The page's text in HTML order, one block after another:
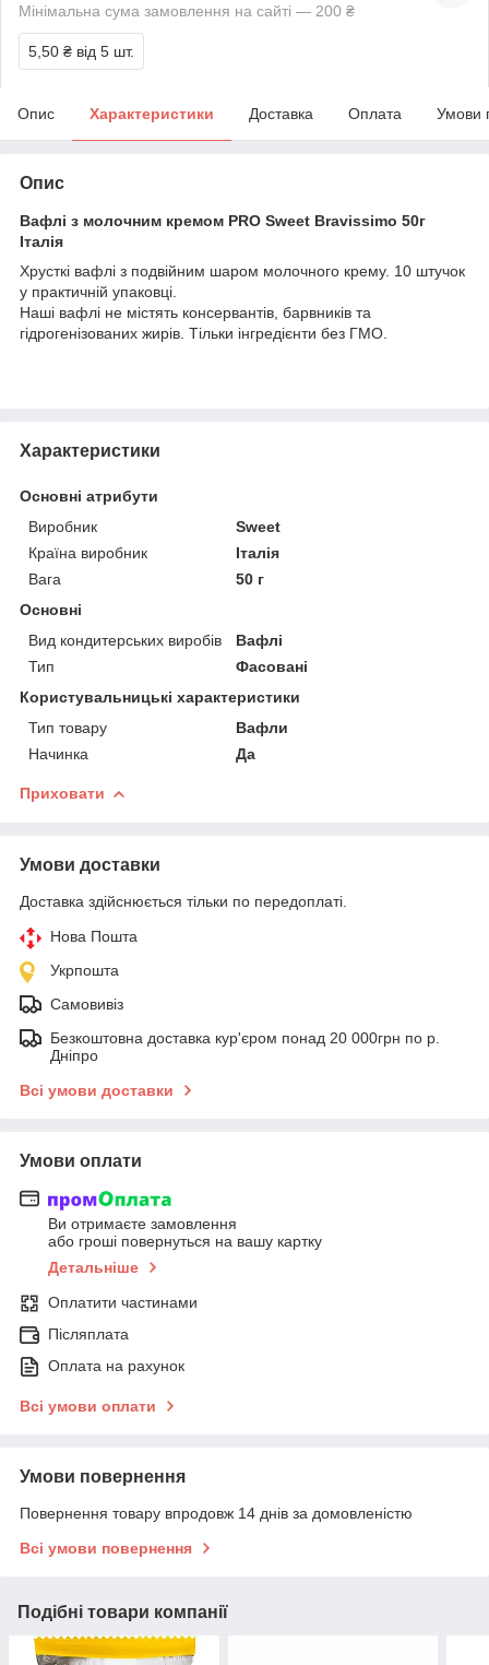
Мінімальна сума замовлення на сайті — 200 ₴
5,50 ₴ від 5 шт.
Опис Характеристики Доставка Оплата Умови
Опис
Вафлі з молочним кремом PRO Sweet Bravissimo 50г
Італія
Хрусткі вафлі з подвійним шаром молочного крему. 10 штучок
у практичній упаковці.
Наші вафлі не містять консервантів, барвників та
гідрогенізованих жирів. Тільки інгредієнти без ГМО.
Характеристики
Основні атрибути
Виробник
Sweet
Країна виробник
Італія
Вага
50 г
Основні
Вид кондитерських виробів
Вафлі
Тип
Фасовані
Користувальницькі характеристики
Тип товару
Вафли
Начинка
Да
Приховати
Умови доставки
Доставка здійснюється тільки по передоплаті.
Нова Пошта
Укрпошта
Самовивіз
Безкоштовна доставка кур'єром понад 20 000грн по р.
Дніпро
Всі умови доставки
Умови оплати
Ви отримаєте замовлення
або гроші повернуться на вашу картку
Детальніше
Оплатити частинами
Післяплата
Оплата на рахунок
Всі умови оплати
Умови повернення
Повернення товару впродовж 14 днів за домовленістю
Всі умови повернення
Подібні товари компанії